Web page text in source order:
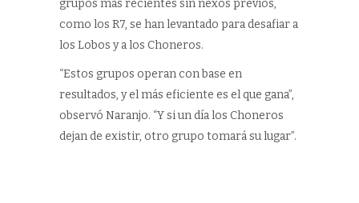
grupos más recientes sin nexos previos,
como los R7, se han levantado para desafiar a
los Lobos y a los Choneros.
“Estos grupos operan con base en
resultados, y el más eficiente es el que gana”,
observó Naranjo. “Y si un día los Choneros
dejan de existir, otro grupo tomará su lugar”.